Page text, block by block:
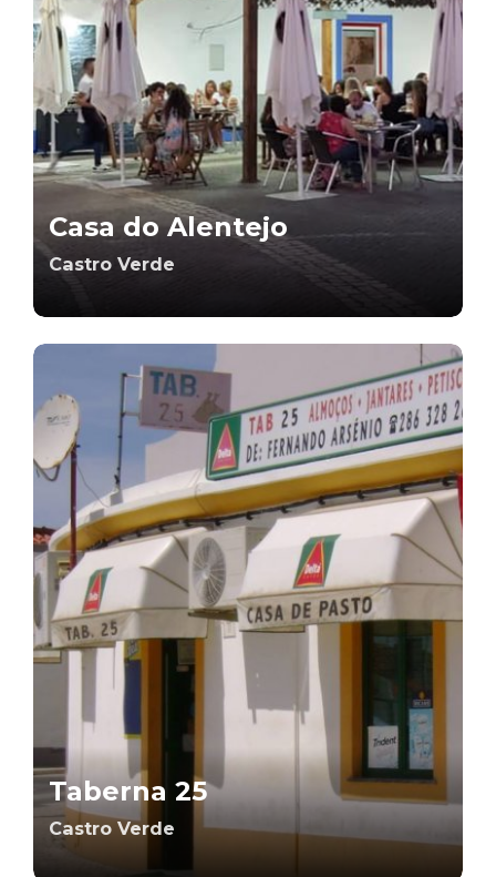
Casa do Alentejo
Castro Verde
Taberna 25
Castro Verde